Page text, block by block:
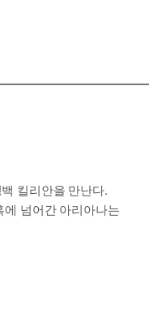
킬리안을 만난다.
넘어간 아리아나는